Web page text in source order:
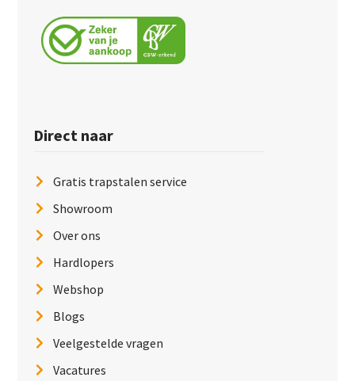
Direct naar
Gratis trapstalen service
Showroom
Over ons
Hardlopers
Webshop
Blogs
Veelgestelde vragen
Vacatures